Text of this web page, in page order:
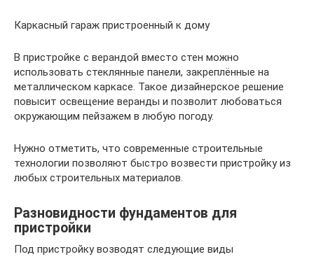
Каркасный гараж пристроенный к дому
В пристройке с верандой вместо стен можно
использовать стеклянные панели, закреплённые на
металлическом каркасе. Такое дизайнерское решение
повысит освещение веранды и позволит любоваться
окружающим пейзажем в любую погоду.
Нужно отметить, что современные строительные
технологии позволяют быстро возвести пристройку из
любых строительных материалов.
Разновидности фундаментов для
пристройки
Под пристройку возводят следующие виды